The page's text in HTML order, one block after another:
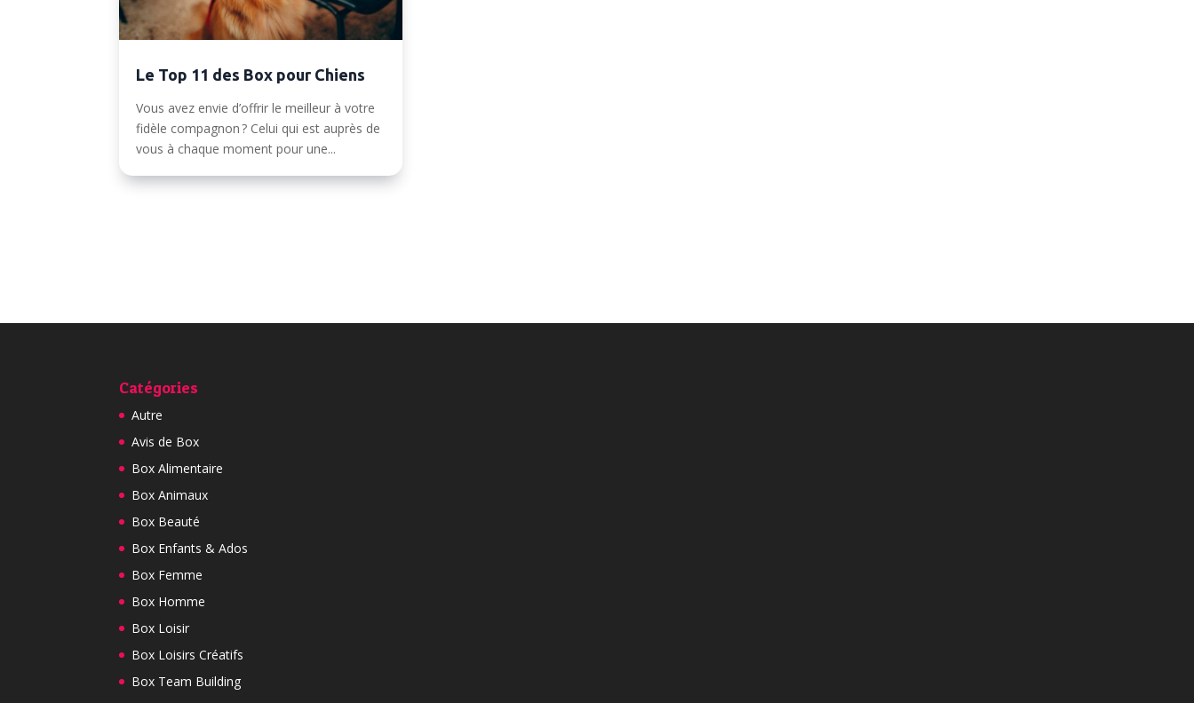
Le Top 11 des Box pour Chiens
Vous avez envie d’offrir le meilleur à votre
fidèle compagnon ? Celui qui est auprès de
vous à chaque moment pour une...
Catégories
Autre
Avis de Box
Box Alimentaire
Box Animaux
Box Beauté
Box Enfants & Ados
Box Femme
Box Homme
Box Loisir
Box Loisirs Créatifs
Box Team Building